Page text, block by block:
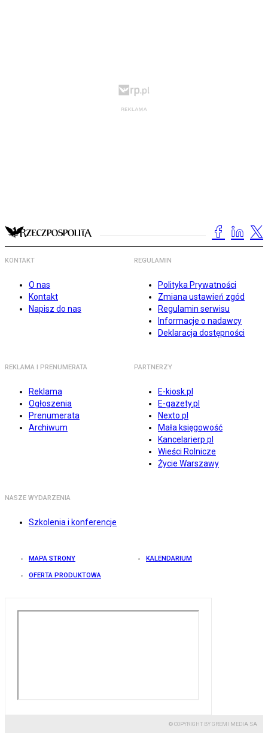
KONTAKT
O nas
Kontakt
Napisz do nas
REGULAMIN
Polityka Prywatności
Zmiana ustawień zgód
Regulamin serwisu
Informacje o nadawcy
Deklaracja dostępności
REKLAMA I PRENUMERATA
Reklama
Ogłoszenia
Prenumerata
Archiwum
PARTNERZY
E-kiosk.pl
E-gazety.pl
Nexto.pl
Mała księgowość
Kancelarierp.pl
Wieści Rolnicze
Życie Warszawy
NASZE WYDARZENIA
Szkolenia i konferencje
MAPA STRONY KALENDARIUM
OFERTA PRODUKTOWA
© COPYRIGHT BY GREMI MEDIA SA